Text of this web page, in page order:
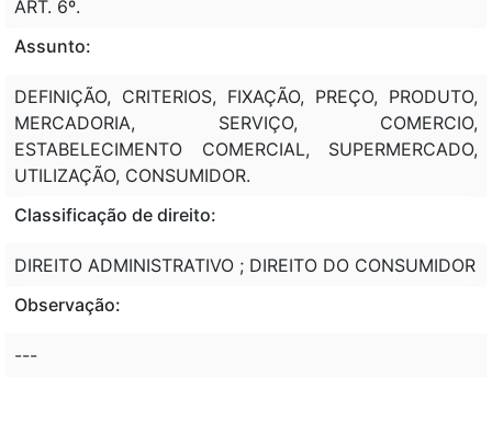
ART. 6º.
Assunto:
DEFINIÇÃO, CRITERIOS, FIXAÇÃO, PREÇO, PRODUTO,
MERCADORIA, SERVIÇO, COMERCIO,
ESTABELECIMENTO COMERCIAL, SUPERMERCADO,
UTILIZAÇÃO, CONSUMIDOR.
Classificação de direito:
DIREITO ADMINISTRATIVO ; DIREITO DO CONSUMIDOR
Observação:
---